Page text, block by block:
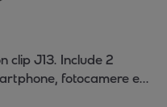
clip J13. Include 2
fotocamere e